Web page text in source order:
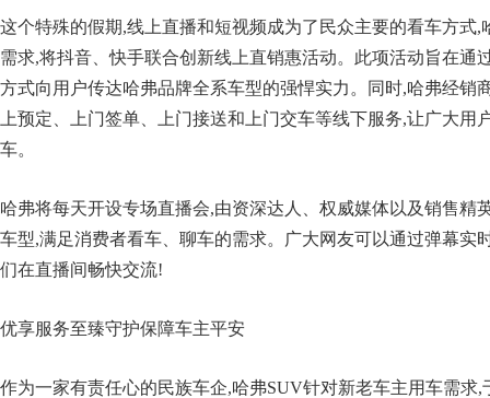
这个特殊的假期,线上直播和短视频成为了民众主要的看车方式,
需求,将抖音、快手联合创新线上直销惠活动。此项活动旨在通
方式向用户传达哈弗品牌全系车型的强悍实力。同时,哈弗经销
上预定、上门签单、上门接送和上门交车等线下服务,让广大用
车。
哈弗将每天开设专场直播会,由资深达人、权威媒体以及销售精
车型,满足消费者看车、聊车的需求。广大网友可以通过弹幕实
们在直播间畅快交流!
优享服务至臻守护保障车主平安
作为一家有责任心的民族车企,哈弗SUV针对新老车主用车需求,